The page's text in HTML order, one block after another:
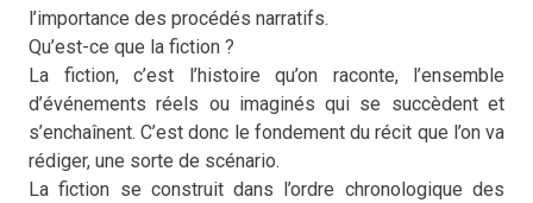
l’importance des procédés narratifs.
Qu’est-ce que la fiction ?
La fiction, c’est l’histoire qu’on raconte, l’ensemble
d’événements réels ou imaginés qui se succèdent et
s’enchaînent. C’est donc le fondement du récit que l’on va
rédiger, une sorte de scénario.
La fiction se construit dans l’ordre chronologique des